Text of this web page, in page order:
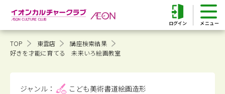
ログイン
TOP 東雲店
講座検索結果
好きを才能に育てる 未来いろ絵画教室
ジャンル： こども美術書道絵画造形